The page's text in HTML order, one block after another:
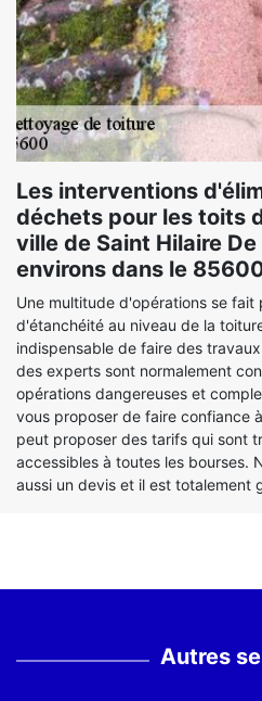
Les interventions
déchets pour les toits
ville de Saint Hilaire
environs dans le
Une multitude d'opérations se fait
d'étanchéité au niveau de la
indispensable de faire des
des experts sont normalement
opérations dangereuses et
vous proposer de faire confiance
peut proposer des tarifs qui sont
accessibles à toutes les bourses.
aussi un devis et il est totalement
Autres